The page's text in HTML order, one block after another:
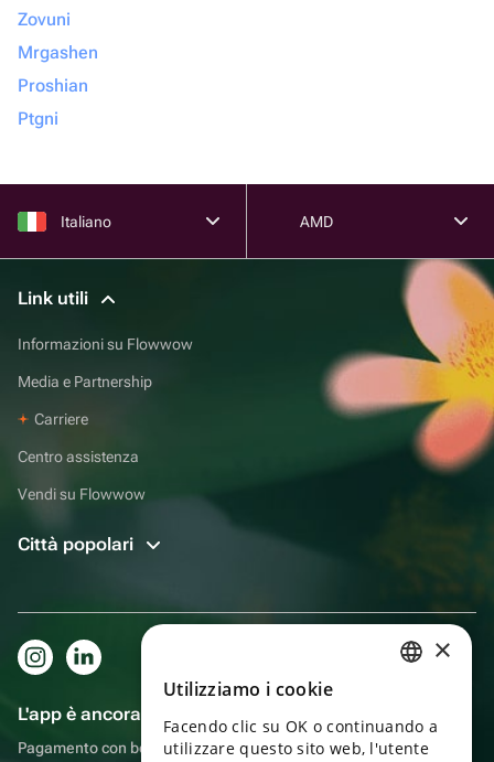
Zovuni
Mrgashen
Proshian
Ptgni
Italiano AMD
Link utili
Informazioni su Flowwow
Media e Partnership
Carriere
Centro assistenza
Vendi su Flowwow
Città popolari
L'app è ancora più comoda!
Pagamento con bonus, autoconsegna, comoda chat con
ENGLISH
×
Utilizziamo i cookie
Facendo clic su OK o continuando a
utilizzare questo sito web, l'utente